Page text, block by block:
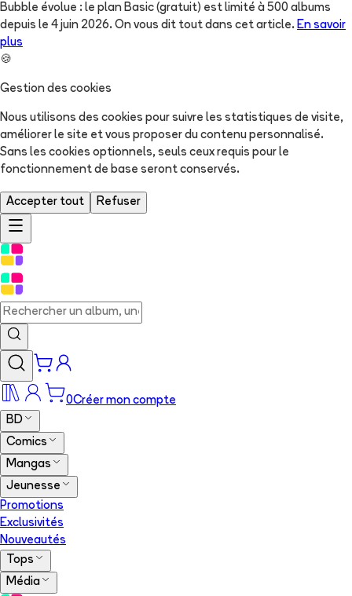
Bubble évolue : le plan Basic (gratuit) est limité à 500 albums
depuis le 4 juin 2026. On vous dit tout dans cet article. En savoir
plus
🍪
Gestion des cookies
Nous utilisons des cookies pour suivre les statistiques de visite,
améliorer le site et vous proposer du contenu personnalisé.
Sans les cookies optionnels, seuls ceux requis pour le
fonctionnement de base seront conservés.
Accepter tout Refuser
0Créer mon compte
BD
Comics
Mangas
Jeunesse
Promotions
Exclusivités
Nouveautés
Tops
Média